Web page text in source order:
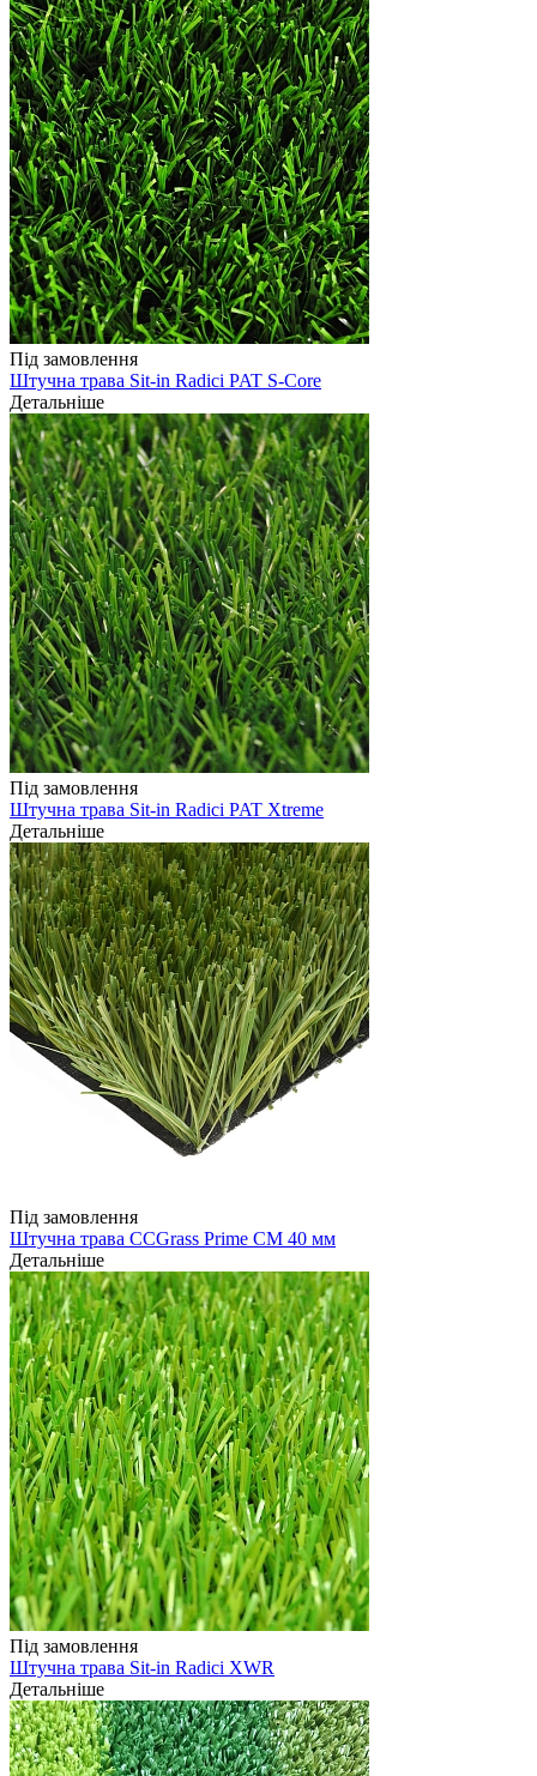
Під замовлення
Штучна трава Sit-in Radici PAT S-Core
Детальніше
Під замовлення
Штучна трава Sit-in Radici PAT Xtreme
Детальніше
Під замовлення
Штучна трава CCGrass Prime CM 40 мм
Детальніше
Під замовлення
Штучна трава Sit-in Radici XWR
Детальніше